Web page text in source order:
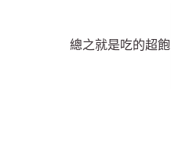
總之就是吃的超飽